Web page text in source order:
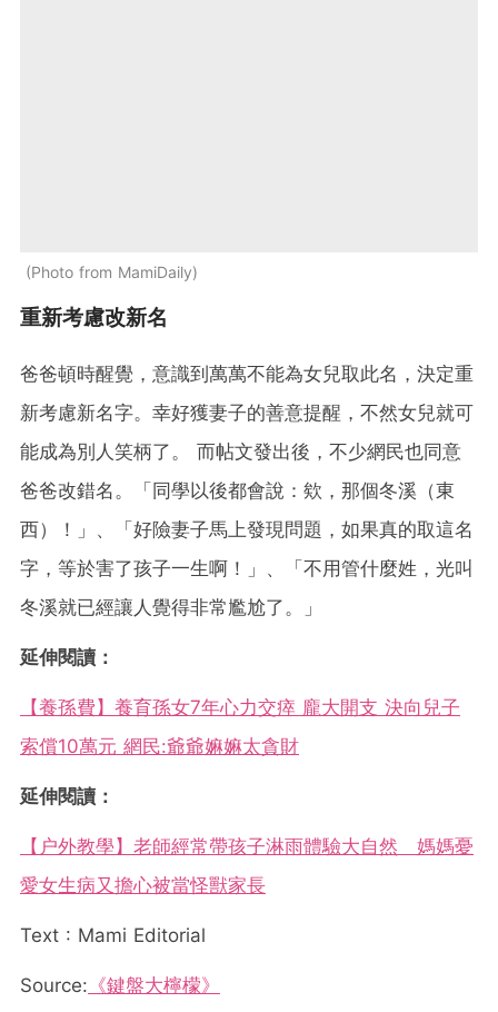
Photo from MamiDaily
重新考慮改新名
爸爸頓時醒覺，意識到萬萬不能為女兒取此名，決定重
新考慮新名字。幸好獲妻子的善意提醒，不然女兒就可
能成為別人笑柄了。 而帖文發出後，不少網民也同意
爸爸改錯名。「同學以後都會說：欸，那個冬溪（東
西）！」、「好險妻子馬上發現問題，如果真的取這名
字，等於害了孩子一生啊！」、「不用管什麼姓，光叫
冬溪就已經讓人覺得非常尷尬了。」
延伸閱讀：
【養孫費】養育孫女7年心力交瘁 龐大開支 決向兒子
索償10萬元 網民:爺爺嫲嫲太貪財
延伸閱讀：
【户外教學】老師經常帶孩子淋雨體驗大自然 媽媽憂
愛女生病又擔心被當怪獸家長
Text : Mami Editorial
Source: 《鍵盤大檸檬》